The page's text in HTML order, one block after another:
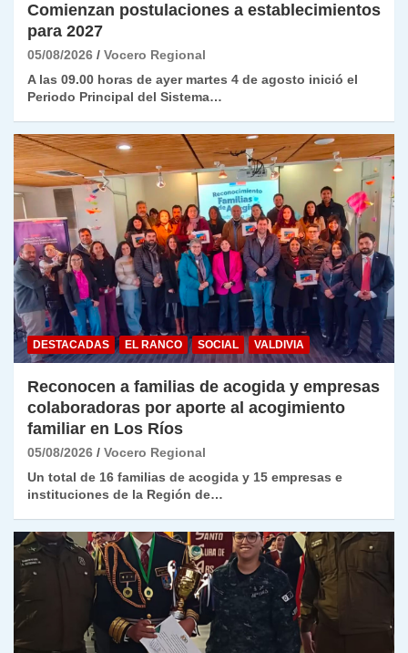
Comienzan postulaciones a establecimientos
para 2027
05/08/2026
Vocero Regional
A las 09.00 horas de ayer martes 4 de agosto inició el
Periodo Principal del Sistema…
DESTACADAS EL RANCO SOCIAL VALDIVIA
Reconocen a familias de acogida y empresas
colaboradoras por aporte al acogimiento
familiar en Los Ríos
05/08/2026
Vocero Regional
Un total de 16 familias de acogida y 15 empresas e
instituciones de la Región de…